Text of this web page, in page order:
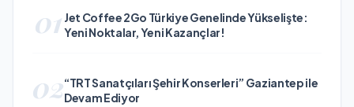
01 Jet Coffee 2Go Türkiye Genelinde Yükselişte:
Yeni Noktalar, Yeni Kazançlar!
02“TRT Sanatçıları Şehir Konserleri” Gaziantep ile
Devam Ediyor